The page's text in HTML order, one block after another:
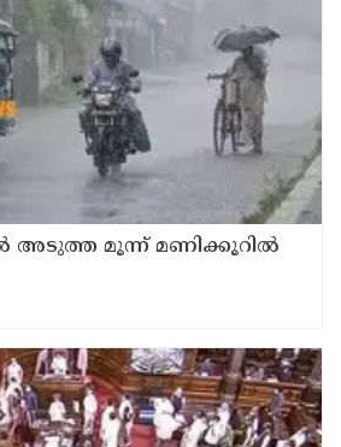
അടുത്ത മൂന്ന് മണിക്കൂറില്‍